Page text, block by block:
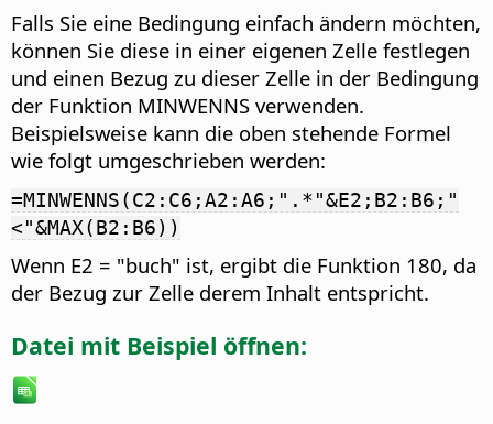
Falls Sie eine Bedingung einfach ändern möchten,
können Sie diese in einer eigenen Zelle festlegen
und einen Bezug zu dieser Zelle in der Bedingung
der Funktion MINWENNS verwenden.
Beispielsweise kann die oben stehende Formel
wie folgt umgeschrieben werden:
=MINWENNS(C2:C6;A2:A6;".*"&E2;B2:B6;"
<"&MAX(B2:B6))
Wenn E2 = "buch" ist, ergibt die Funktion 180, da
der Bezug zur Zelle derem Inhalt entspricht.
Datei mit Beispiel öffnen: